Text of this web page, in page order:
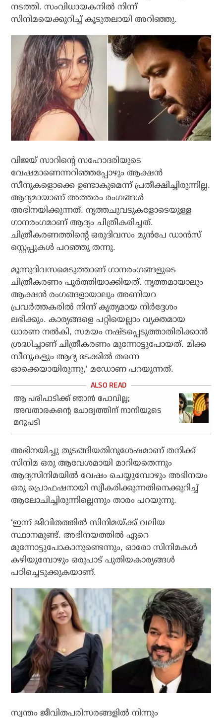
നടത്തി. സംവിധായകനില്‍ നിന്ന്
സിനിമയെക്കുറിച്ച് കൂടുതലായി അറിഞ്ഞു.
വിജയ് സാറിന്റെ സഹോദരിയുടെ
വേഷമാണെന്നറിഞ്ഞപ്പോഴും ആക്ഷന്‍
സീനുകളൊക്കെ ഉണ്ടാകുമെന്ന് പ്രതീക്ഷിച്ചിരുന്നില്ല.
ആദ്യമായാണ് അത്തരം രംഗങ്ങള്‍
അഭിനയിക്കുന്നത്. നൃത്തചുവടുകളോടെയുള്ള
ഗാനരംഗമാണ് ആദ്യം ചിത്രീകരിച്ചത്.
ചിത്രീകരണത്തിന്റെ ഒരുദിവസം മുന്‍പേ ഡാന്‍സ്
സ്റ്റെപ്പുകള്‍ പറഞ്ഞു തന്നു.
മൂന്നുദിവസമെടുത്താണ് ഗാനരംഗങ്ങളുടെ
ചിത്രീകരണം പൂര്‍ത്തിയാക്കിയത്. നൃത്തമായാലും
ആക്ഷന്‍ രംഗങ്ങളായാലും അണിയറ
പ്രവര്‍ത്തകരില്‍ നിന്ന് കൃത്യമായ നിര്‍ദ്ദേശം
ലഭിക്കും. കാര്യങ്ങളെ പറ്റിയെല്ലാം വ്യക്തമായ
ധാരണ നല്‍കി, സമയം നഷ്ടപ്പെടുത്താതിരിക്കാന്‍
ശ്രദ്ധിച്ചാണ് ചിത്രീകരണം മുന്നോട്ടുപോയത്. മിക്ക
സീനുകളും ആദ്യ ടേക്കില്‍ തന്നെ
ഓക്കെയായിരുന്നു,’ മഡോണ പറയുന്നത്.
ആ പരിപാടിക്ക് ഞാന്‍ പോവില്ല;
അവതാരകന്റെ ചോദ്യത്തിന് നാനിയുടെ
മറുപടി
അഭിനയിച്ചു തുടങ്ങിയതിനുശേഷമാണ് തനിക്ക്
സിനിമ ഒരു ആവേശമായി മാറിയതെന്നും
ആദ്യസിനിമയില്‍ വേഷം ചെയ്യുമ്പോഴും അഭിനയം
ഒരു പ്രൊഫഷനായി സ്വീകരിക്കുന്നതിനെക്കുറിച്ച്
ആലോചിച്ചിരുന്നില്ലെന്നും താരം പറയുന്നു.
‘ഇന്ന് ജീവിതത്തില്‍ സിനിമയ്ക്ക് വലിയ
സ്ഥാനമുണ്ട്. അഭിനയത്തില്‍ ഏറെ
മുന്നോട്ടുപോകാനുണ്ടെന്നും, ഓരോ സിനിമകള്‍
കഴിയുമ്പോഴും ഒരുപാട് പുതിയകാര്യങ്ങള്‍
പഠിച്ചെടുക്കുകയാണ്.
സ്വന്തം ജീവിതപരിസരങ്ങളില്‍ നിന്നും